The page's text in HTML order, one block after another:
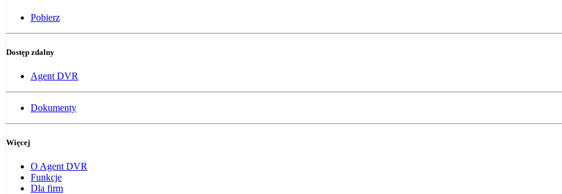
Pobierz
Dostęp zdalny
Agent DVR
Dokumenty
Więcej
O Agent DVR
Funkcje
Dla firm